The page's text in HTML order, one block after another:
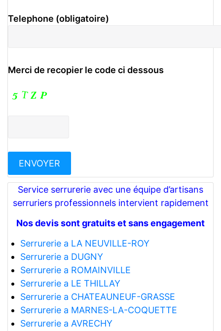
Telephone (obligatoire)
Merci de recopier le code ci dessous
Service serrurerie avec une équipe d’artisans
serruriers professionnels intervient rapidement
Nos devis sont gratuits et sans engagement
Serrurerie a LA NEUVILLE-ROY
Serrurerie a DUGNY
Serrurerie a ROMAINVILLE
Serrurerie a LE THILLAY
Serrurerie a CHATEAUNEUF-GRASSE
Serrurerie a MARNES-LA-COQUETTE
Serrurerie a AVRECHY